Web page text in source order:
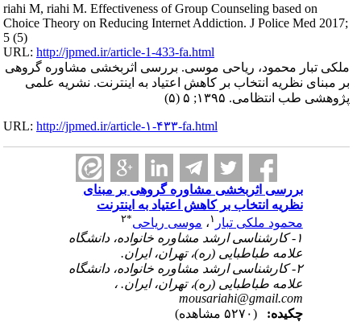
riahi M, riahi M. Effectiveness of Group Counseling based on
Choice Theory on Reducing Internet Addiction. J Police Med 2017;
5 (5)
URL:http://jpmed.ir/article-1-433-fa.html
ملکی تبار محمود، ریاحی موسی. بررسی اثربخشی مشاوره گروهی
بر مبنای نظریه انتخاب بر کاهش اعتیاد به اینترنت. نشریه علمی
پژوهشی طب انتظامی. ۱۳۹۵; ۵ (۵)
URL:http://jpmed.ir/article-۱-۴۳۳-fa.html
بررسی اثربخشی مشاوره گروهی بر مبنای
نظریه انتخاب بر کاهش اعتیاد به اینترنت
محمود ملکی تبار۱ ،موسی ریاحی ۲
۱- کارشناسی ارشد مشاوره خانواده، دانشگاه
علامه طباطبایی (ره)، تهران، ایران.
۲- کارشناسی ارشد مشاوره خانواده، دانشگاه
علامه طباطبایی (ره)، تهران، ایران. ،
mousariahi@gmail.com
چکیده: